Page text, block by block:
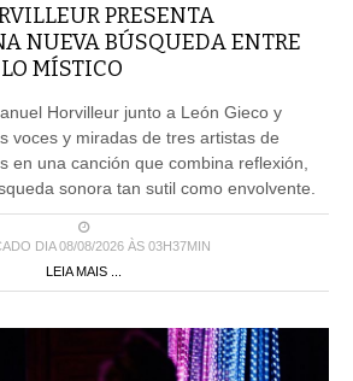
PRESENTA
NUEVA BÚSQUEDA ENTRE
MÍSTICO
Horvilleur junto a León Gieco y
voces y miradas de tres artistas de
en una canción que combina reflexión,
sonora tan sutil como envolvente.
DIA 08/08/2026 ÀS 03H37MIN
LEIA MAIS ...